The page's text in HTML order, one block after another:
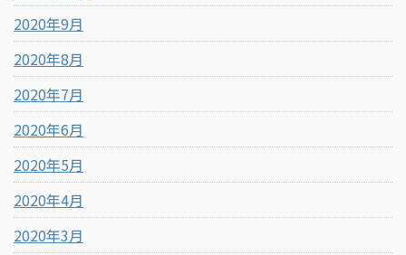
2020年9月
2020年8月
2020年7月
2020年6月
2020年5月
2020年4月
2020年3月